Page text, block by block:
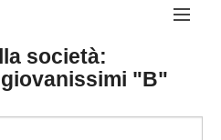
società:
"B"